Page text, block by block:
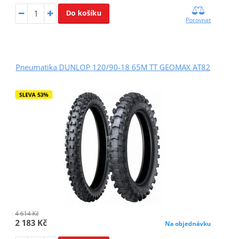
Do košíku
Porovnat
Pneumatika DUNLOP 120/90-18 65M TT GEOMAX AT82
SLEVA 53%
4 614 Kč
2 183 Kč Na objednávku